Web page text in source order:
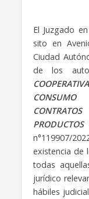
El Juzgado
sito en
Ciudad
de los
n°119907/
existencia de
todas
jurídico
hábiles